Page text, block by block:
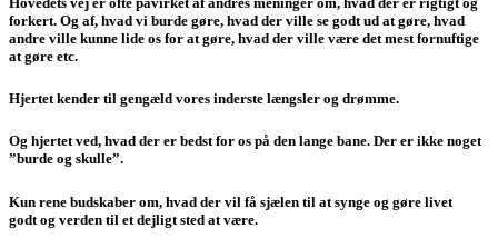
forkert. Og af, hvad vi burde gøre, hvad der ville se godt ud at gøre, hvad
andre ville kunne lide os for at gøre, hvad der ville være det mest fornuftige
at gøre etc.
Hjertet kender til gengæld vores inderste længsler og drømme.
Og hjertet ved, hvad der er bedst for os på den lange bane. Der er ikke noget
”burde og skulle”.
Kun rene budskaber om, hvad der vil få sjælen til at synge og gøre livet
godt og verden til et dejligt sted at være.